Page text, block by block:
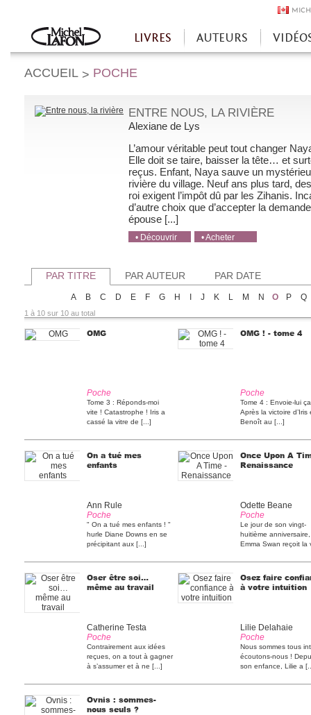
Accueil
LIVRES AUTEURS
ACCUEIL > POCHE
ENTRE NOUS, LA RIVIÈRE
Alexiane de Lys
L’amour véritable peut tout changer
Elle doit se taire, baisser la tête… et
reçus. Enfant, Naya sauve un
rivière du village. Neuf ans plus tard,
roi exigent l’impôt dû par les Zihanis.
d’autre choix que d’accepter la
épouse [...]
• Découvrir
• Acheter
PAR TITRE PAR AUTEUR PAR DATE
A B C D E F G H J K L M N O P Q
1 à 10 sur 10 au total
OMG
Poche
Tome 3 : Réponds-moi
vite ! Catastrophe ! Iris a
cassé la vitre de [...]
OMG ! - tome 4
Poche
Tome 4 : Envoie-lui
Après la victoire d’Iris
Benoît au [...]
On a tué mes
enfants
Ann Rule
Poche
" On a tué mes enfants ! "
hurle Diane Downs en se
précipitant aux [...]
Once Upon A
Renaissance
Odette Beane
Poche
Le jour de son vingt-
huitième anniversaire,
Emma Swan reçoit la
Oser être soi…
même au travail
Catherine Testa
Poche
Contrairement aux idées
reçues, on a tout à gagner
à s’assumer et à ne [...]
Osez faire
à votre intuition
Lilie Delahaie
Poche
Nous sommes tous
écoutons-nous !
son enfance, Lilie a
Ovnis : sommes-
nous seuls ?